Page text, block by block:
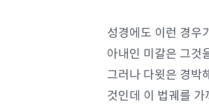
성경에도 이런 경우
아내인 미갈은 그것
그러나 다윗은 경박
것인데 이 법궤를